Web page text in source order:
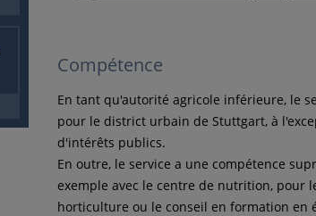
Compétence
En tant qu'autorité agricole inférieure, le
pour le district urbain de Stuttgart, à
d'intérêts publics.
En outre, le service a une compétence
exemple avec le centre de nutrition, pour
horticulture ou le conseil en formation en